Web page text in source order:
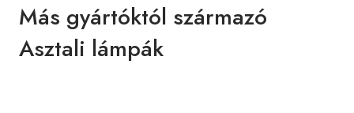
Más gyártóktól származó
Asztali lámpák